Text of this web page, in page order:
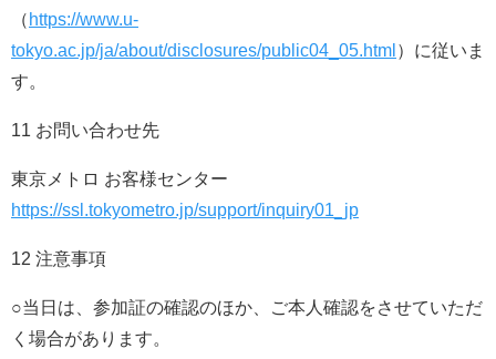
（ https://www.u-
tokyo.ac.jp/ja/about/disclosures/public04_05.html ）に従いま
す。
11 お問い合わせ先
東京メトロ お客様センター
https://ssl.tokyometro.jp/support/inquiry01_jp
12 注意事項
○当日は、参加証の確認のほか、ご本人確認をさせていただ
く場合があります。